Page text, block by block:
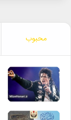
محبوب